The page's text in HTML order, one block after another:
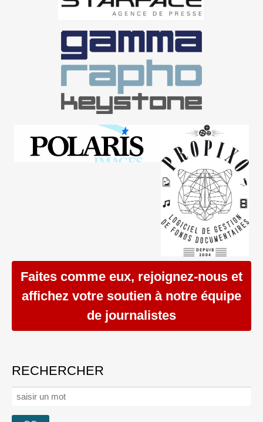
Faites comme eux, rejoignez-nous et
affichez votre soutien à notre équipe
de journalistes
RECHERCHER
Rechercher :